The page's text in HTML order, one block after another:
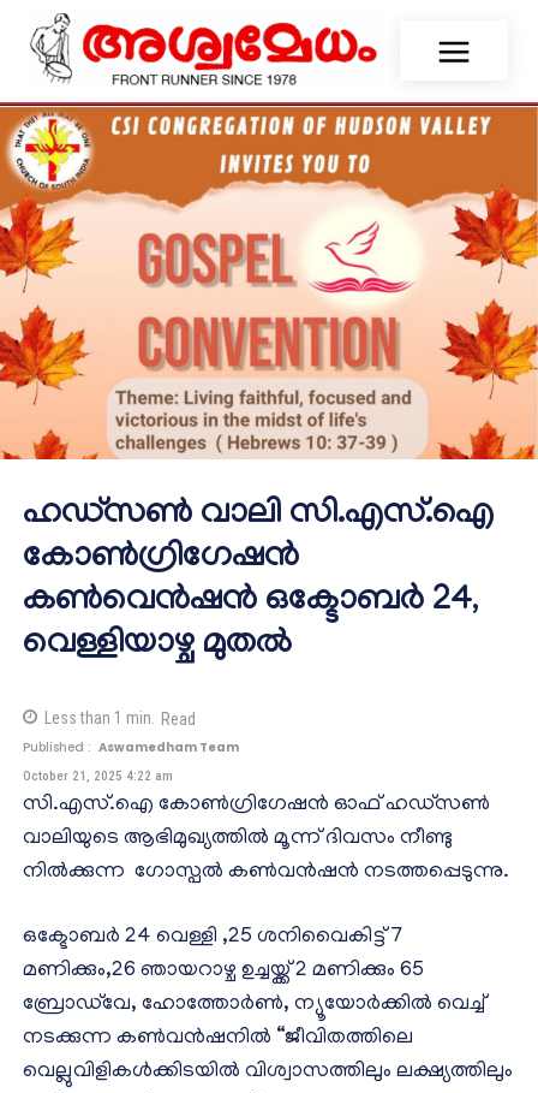
ഹഡ്സൺ വാലി സി.എസ്.ഐ
കോൺഗ്രിഗേഷൻ
കൺവെൻഷൻ ഒക്ടോബർ 24,
വെള്ളിയാഴ്ച മുതൽ
Less than 1 min. Read
Published : Aswamedham Team
October 21, 2025 4:22 am
സി.എസ്.ഐ കോൺഗ്രിഗേഷൻ ഓഫ് ഹഡ്സൺ
വാലിയുടെ ആഭിമുഖ്യത്തിൽ മൂന്ന് ദിവസം നീണ്ടു
നിൽക്കുന്ന ഗോസ്പൽ കൺവൻഷൻ നടത്തപ്പെടുന്നു.
ഒക്ടോബർ 24 വെള്ളി ,25 ശനിവൈകിട്ട് 7
മണിക്കും,26 ഞായറാഴ്ച ഉച്ചയ്ക്ക് 2 മണിക്കും 65
ബ്രോഡ്‌വേ, ഹോത്തോർൺ, ന്യൂയോർക്കിൽ വെച്ച്
നടക്കുന്ന കൺവൻഷനിൽ “ജീവിതത്തിലെ
വെല്ലുവിളികൾക്കിടയിൽ വിശ്വാസത്തിലും ലക്ഷ്യത്തിലും